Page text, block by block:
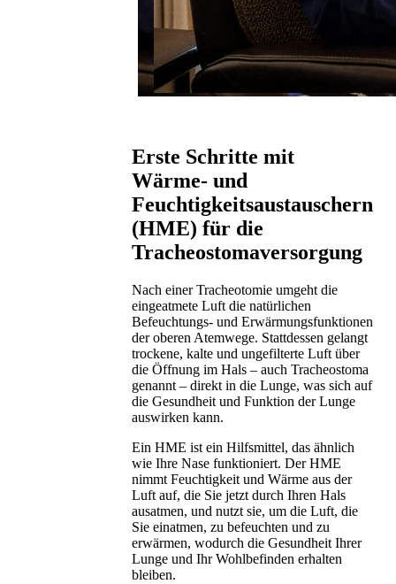
Erste Schritte mit
Wärme- und
Feuchtigkeitsaustauschern
(HME) für die
Tracheostomaversorgung
Nach einer Tracheotomie umgeht die
eingeatmete Luft die natürlichen
Befeuchtungs- und Erwärmungsfunktionen
der oberen Atemwege. Stattdessen gelangt
trockene, kalte und ungefilterte Luft über
die Öffnung im Hals – auch Tracheostoma
genannt – direkt in die Lunge, was sich auf
die Gesundheit und Funktion der Lunge
auswirken kann.
Ein HME ist ein Hilfsmittel, das ähnlich
wie Ihre Nase funktioniert. Der HME
nimmt Feuchtigkeit und Wärme aus der
Luft auf, die Sie jetzt durch Ihren Hals
ausatmen, und nutzt sie, um die Luft, die
Sie einatmen, zu befeuchten und zu
erwärmen, wodurch die Gesundheit Ihrer
Lunge und Ihr Wohlbefinden erhalten
bleiben.